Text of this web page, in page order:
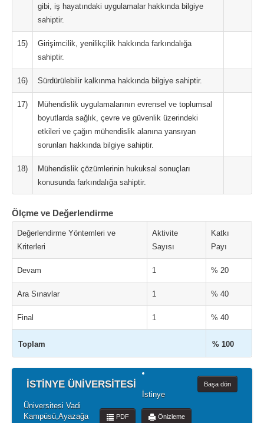
gibi, iş hayatındaki uygulamalar hakkında bilgiye
sahiptir.
15)
Girişimcilik, yenilikçilik hakkında farkındalığa
sahiptir.
16) Sürdürülebilir kalkınma hakkında bilgiye sahiptir.
17)
Mühendislik uygulamalarının evrensel ve toplumsal
boyutlarda sağlık, çevre ve güvenlik üzerindeki
etkileri ve çağın mühendislik alanına yansıyan
sorunları hakkında bilgiye sahiptir.
18)
Mühendislik çözümlerinin hukuksal sonuçları
konusunda farkındalığa sahiptir.
Ölçme ve Değerlendirme
Değerlendirme Yöntemleri ve
Kriterleri
Aktivite
Sayısı
Katkı
Payı
Devam 1 % 20
Ara Sınavlar 1 % 40
Final 1 % 40
Toplam % 100
İSTİNYE ÜNİVERSİTESİ Başa dön
Önizleme
PDF
İstinye
Üniversitesi Vadi
Kampüsü,Ayazağa